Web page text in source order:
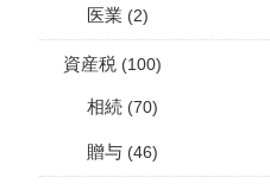
医業 (2)
資産税 (100)
相続 (70)
贈与 (46)